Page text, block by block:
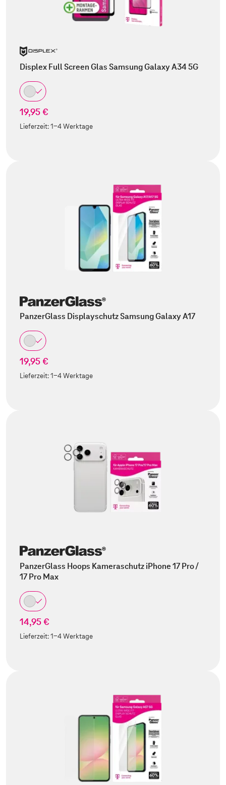
Displex Full Screen Glas Samsung Galaxy A34 5G
19,95 €
Lieferzeit:1-4 Werktage
PanzerGlass Displayschutz Samsung Galaxy A17
19,95 €
Lieferzeit:1-4 Werktage
PanzerGlass Hoops Kameraschutz iPhone 17 Pro /
17 Pro Max
14,95 €
Lieferzeit:1-4 Werktage